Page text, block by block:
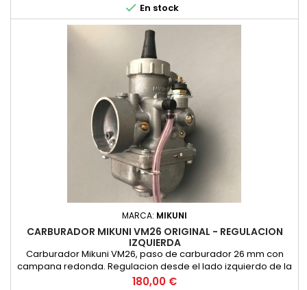
 En stock
MARCA: MIKUNI
CARBURADOR MIKUNI VM26 ORIGINAL - REGULACION
IZQUIERDA
Carburador Mikuni VM26, paso de carburador 26 mm con
campana redonda. Regulacion desde el lado izquierdo de la
moto. ORIGINAL MIKUNI, NO COPIA
Precio
180,00 €